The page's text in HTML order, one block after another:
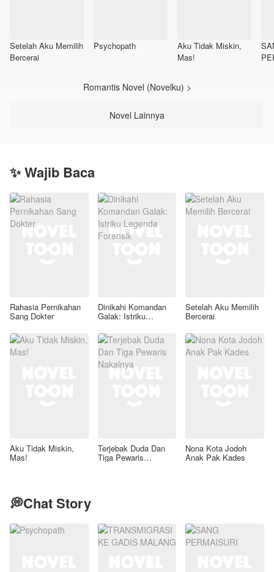
Setelah Aku Memilih
Bercerai
Psychopath
Aku Tidak Miskin,
Mas!
Romantis Novel (Novelku) >
Novel Lainnya
✨ Wajib Baca
Rahasia Pernikahan
Sang Dokter
Dinikahi Komandan
Galak: Istriku
Setelah Aku Memilih
Bercerai
Aku Tidak Miskin,
Mas!
Terjebak Duda Dan
Tiga Pewaris
Nona Kota Jodoh
Anak Pak Kades
💭Chat Story